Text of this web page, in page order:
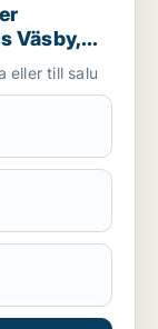
Väsby,
eller till salu